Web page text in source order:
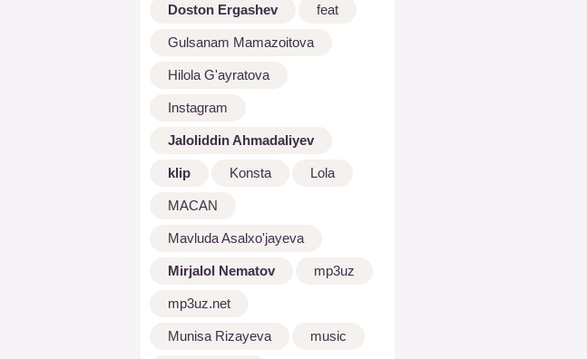
Doston Ergashev feat
Gulsanam Mamazoitova
Hilola G'ayratova
Instagram
Jaloliddin Ahmadaliyev
klip Konsta Lola
MACAN
Mavluda Asalxo'jayeva
Mirjalol Nematov mp3uz
mp3uz.net
Munisa Rizayeva music